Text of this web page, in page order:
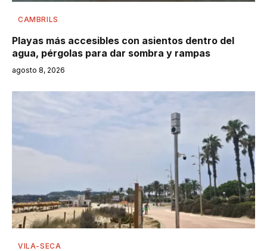
CAMBRILS
Playas más accesibles con asientos dentro del
agua, pérgolas para dar sombra y rampas
agosto 8, 2026
VILA-SECA